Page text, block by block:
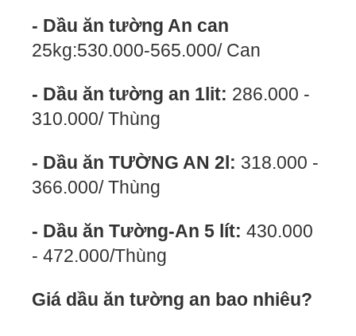
- Dầu ăn tường An can
25kg:530.000-565.000/ Can
- Dầu ăn tường an 1lit: 286.000 -
310.000/ Thùng
- Dầu ăn TƯỜNG AN 2l: 318.000 -
366.000/ Thùng
- Dầu ăn Tường-An 5 lít:430.000
- 472.000/Thùng
Giá dầu ăn tường an bao nhiêu?